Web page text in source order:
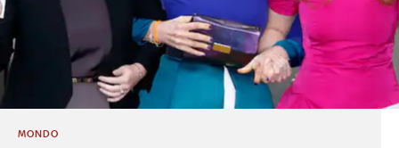
MONDO